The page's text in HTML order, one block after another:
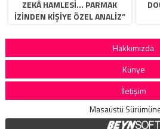
ZEKÂ HAMLESİ… PARMAK
İZİNDEN KİŞİYE ÖZEL ANALİZ”
Hakkımızda
Künye
İletişim
Masaüstü